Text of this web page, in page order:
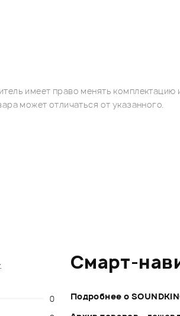
имеет право менять
может отличаться от указанного.
0
Смарт-
Подробнее о